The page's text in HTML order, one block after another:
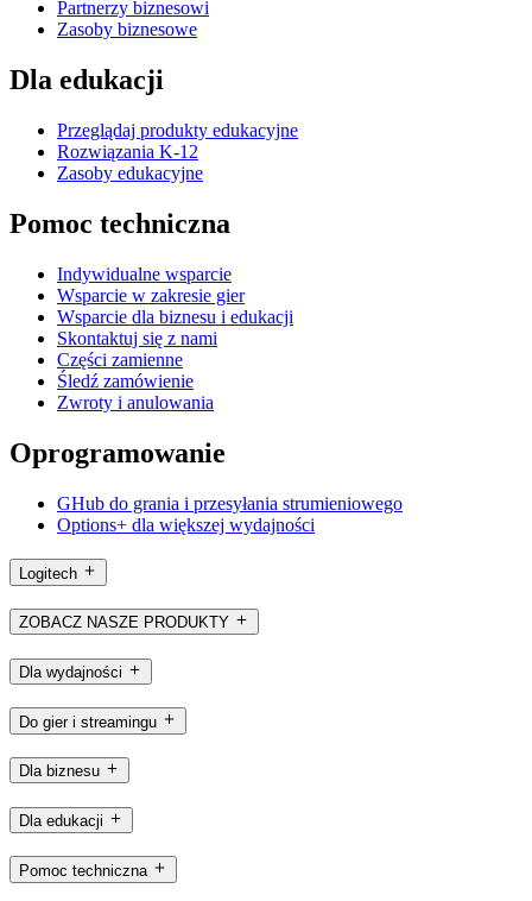
Partnerzy biznesowi
Zasoby biznesowe
Dla edukacji
Przeglądaj produkty edukacyjne
Rozwiązania K-12
Zasoby edukacyjne
Pomoc techniczna
Indywidualne wsparcie
Wsparcie w zakresie gier
Wsparcie dla biznesu i edukacji
Skontaktuj się z nami
Części zamienne
Śledź zamówienie
Zwroty i anulowania
Oprogramowanie
GHub do grania i przesyłania strumieniowego
Options+ dla większej wydajności
Logitech
ZOBACZ NASZE PRODUKTY
Dla wydajności
Do gier i streamingu
Dla biznesu
Dla edukacji
Pomoc techniczna